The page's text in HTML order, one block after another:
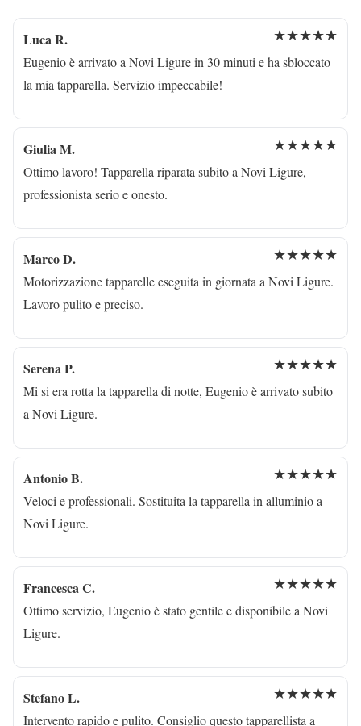
Luca R. ★★★★★
Eugenio è arrivato a Novi Ligure in 30 minuti e ha sbloccato
la mia tapparella. Servizio impeccabile!
Giulia M. ★★★★★
Ottimo lavoro! Tapparella riparata subito a Novi Ligure,
professionista serio e onesto.
Marco D. ★★★★★
Motorizzazione tapparelle eseguita in giornata a Novi Ligure.
Lavoro pulito e preciso.
Serena P. ★★★★★
Mi si era rotta la tapparella di notte, Eugenio è arrivato subito
a Novi Ligure.
Antonio B. ★★★★★
Veloci e professionali. Sostituita la tapparella in alluminio a
Novi Ligure.
Francesca C. ★★★★★
Ottimo servizio, Eugenio è stato gentile e disponibile a Novi
Ligure.
Stefano L. ★★★★★
Intervento rapido e pulito. Consiglio questo tapparellista a